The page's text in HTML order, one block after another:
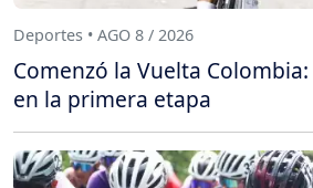
Deportes • AGO 8 / 2026
Comenzó la Vuelta
en la primera etapa